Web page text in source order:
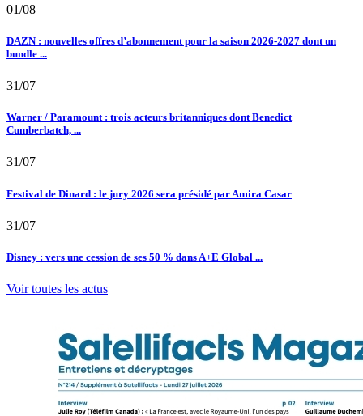
01/08
DAZN : nouvelles offres d’abonnement pour la saison 2026-2027 dont un
bundle ...
31/07
Warner / Paramount : trois acteurs britanniques dont Benedict
Cumberbatch, ...
31/07
Festival de Dinard : le jury 2026 sera présidé par Amira Casar
31/07
Disney : vers une cession de ses 50 % dans A+E Global ...
Voir toutes les actus